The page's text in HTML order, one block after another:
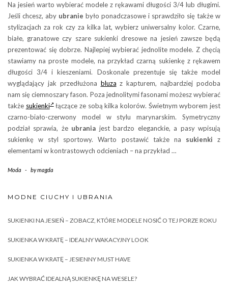
Na jesień warto wybierać modele z rękawami długości 3/4 lub długimi.
Jeśli chcesz, aby ubranie było ponadczasowe i sprawdziło się także w
stylizacjach za rok czy za kilka lat, wybierz uniwersalny kolor. Czarne,
białe, granatowe czy szare sukienki dresowe na jesień zawsze będą
prezentować się dobrze. Najlepiej wybierać jednolite modele. Z chęcią
stawiamy na proste modele, na przykład czarną sukienkę z rękawem
długości 3/4 i kieszeniami. Doskonale prezentuje się także model
wyglądający jak przedłużona bluza z kapturem, najbardziej podoba
nam się ciemnoszary fason. Poza jednolitymi fasonami możesz wybierać
także sukienki łączące ze sobą kilka kolorów. Świetnym wyborem jest
czarno-biało-czerwony model w stylu marynarskim. Symetryczny
podział sprawia, że ubrania jest bardzo eleganckie, a pasy wpisują
sukienkę w styl sportowy. Warto postawić także na sukienki z
elementami w kontrastowych odcieniach – na przykład …
Moda - bymagda
MODNE CIUCHY I UBRANIA
SUKIENKI NA JESIEŃ – ZOBACZ, KTÓRE MODELE NOSIĆ O TEJ PORZE ROKU
SUKIENKA W KRATĘ – IDEALNY WAKACYJNY LOOK
SUKIENKA W KRATĘ – JESIENNY MUST HAVE
JAK WYBRAĆ IDEALNĄ SUKIENKĘ NA WESELE?